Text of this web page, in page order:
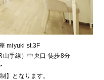
miyuki st.3F
手線）中央口-徒歩8分
】となります。